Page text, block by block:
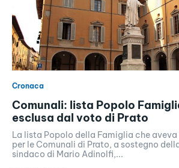
Cronaca
Comunali: lista Popolo
esclusa dal voto di Prato
La lista Popolo della Famiglia che
per le Comunali di Prato, a sostegno
sindaco di Mario Adinolfi,...